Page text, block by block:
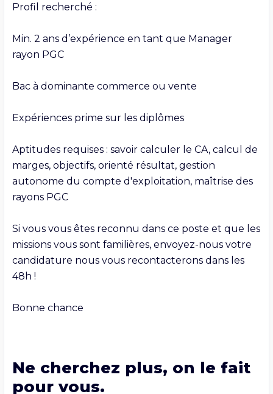
Profil recherché :
Min. 2 ans d’expérience en tant que Manager
rayon PGC
Bac à dominante commerce ou vente
Expériences prime sur les diplômes
Aptitudes requises : savoir calculer le CA, calcul de
marges, objectifs, orienté résultat, gestion
autonome du compte d'exploitation, maîtrise des
rayons PGC
Si vous vous êtes reconnu dans ce poste et que les
missions vous sont familières, envoyez-nous votre
candidature nous vous recontacterons dans les
48h !
Bonne chance
Ne cherchez plus, on le fait
pour vous.